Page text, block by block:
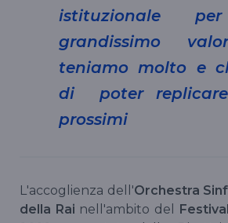
istituzionale
grandissimo
teniamo molto e
di poter
prossimi
L'accoglienza dell'Orchestra
della Rai nell'ambito del